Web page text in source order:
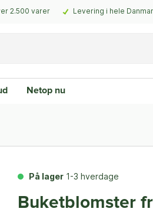
2.500 varer Levering i hele
Netop nu
På lager 1-3 hverdage
Buketblomster